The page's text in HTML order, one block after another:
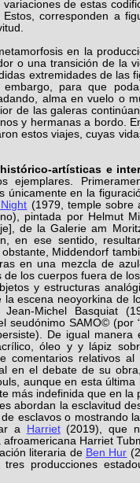
de estas
corresponden a
en la
o una transición de la
extremidades de las
para que
alma en vuelo o
de las galeras
y hermanas a bordo.
estos viajes, cuyas
artísticas e
ejemplares.
únicamente en la
(1979, temple sobre
pintada por Helmut
de la Galerie am
en ese sentido,
Middendorf
en una mezcla de
de los cuerpos fuera de
y estructuras
escena neoyorkina de
Michel Basquiat
seudónimo SAMO© (por
De igual manera
óleo y y lápiz
comentarios relativos
en el debate de su
aunque en esta última
más indefinida que en la
abordan la esclavitud
esclavos o mostrando
a
Harriet(2019), que
Harriet
literaria de Ben Hur
producciones